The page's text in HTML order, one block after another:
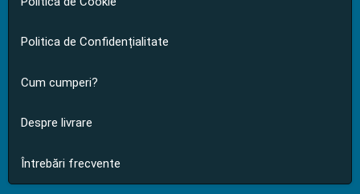
Politica de Confidențialitate
Cum cumperi?
Despre livrare
Întrebări frecvente